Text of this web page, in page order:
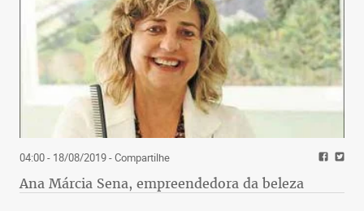
04:00 - 18/08/2019- Compartilhe
Ana Márcia Sena, empreendedora da beleza